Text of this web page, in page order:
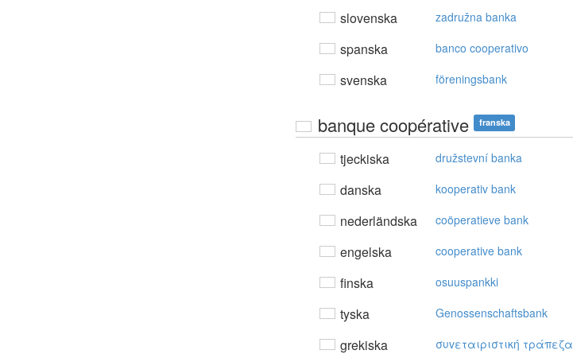
slovenska zadružna banka
spanska banco cooperativo
svenska föreningsbank
banque coopérative franska
tjeckiska družstevní banka
danska kooperativ bank
nederländska coöperatieve bank
engelska cooperative bank
finska osuuspankki
tyska Genossenschaftsbank
grekiska συvεταιριστική τράπεζα